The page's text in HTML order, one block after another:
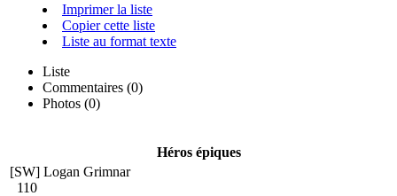
Imprimer la liste
Copier cette liste
Liste au format texte
Liste
Commentaires (0)
Photos (0)
Héros épiques
[SW] Logan Grimnar
110